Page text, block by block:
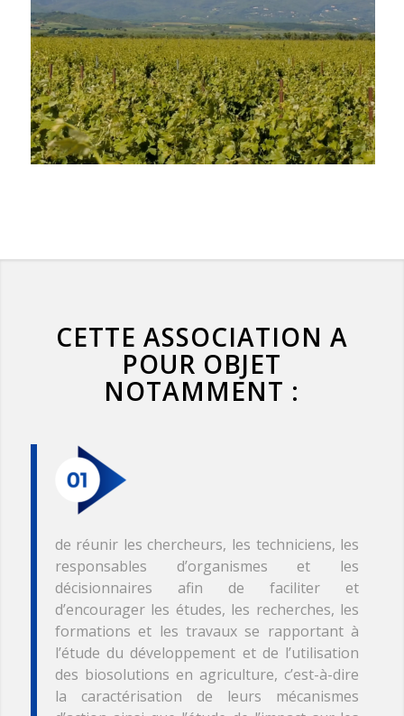
CETTE ASSOCIATION A
POUR OBJET
NOTAMMENT :
de réunir les chercheurs, les techniciens, les
responsables d’organismes et les
décisionnaires afin de faciliter et
d’encourager les études, les recherches, les
formations et les travaux se rapportant à
l’étude du développement et de l’utilisation
des biosolutions en agriculture, c’est-à-dire
la caractérisation de leurs mécanismes